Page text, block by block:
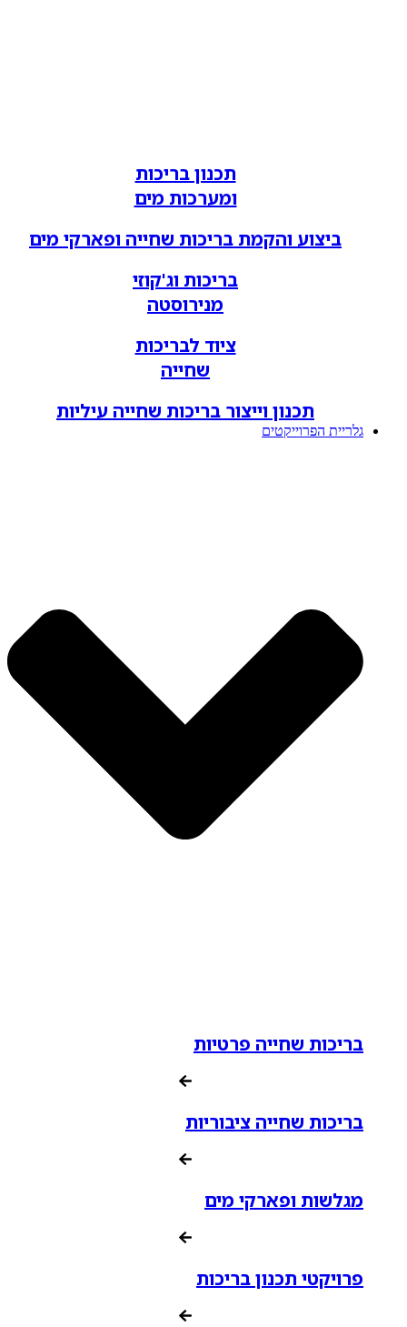
תכנון בריכות
ומערכות מים
ביצוע והקמת בריכות שחייה ופארקי מים
בריכות וג'קוזי
מנירוסטה
ציוד לבריכות
שחייה
תכנון וייצור בריכות שחייה עיליות
גלריית הפרוייקטים
בריכות שחייה פרטיות
בריכות שחייה ציבוריות
מגלשות ופארקי מים
פרויקטי תכנון בריכות